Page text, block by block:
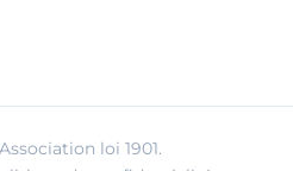
loi 1901.